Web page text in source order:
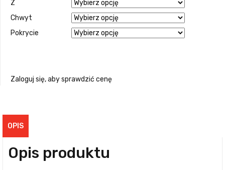
Z
Chwyt
Pokrycie
Zaloguj się, aby sprawdzić cenę
OPIS
Opis produktu